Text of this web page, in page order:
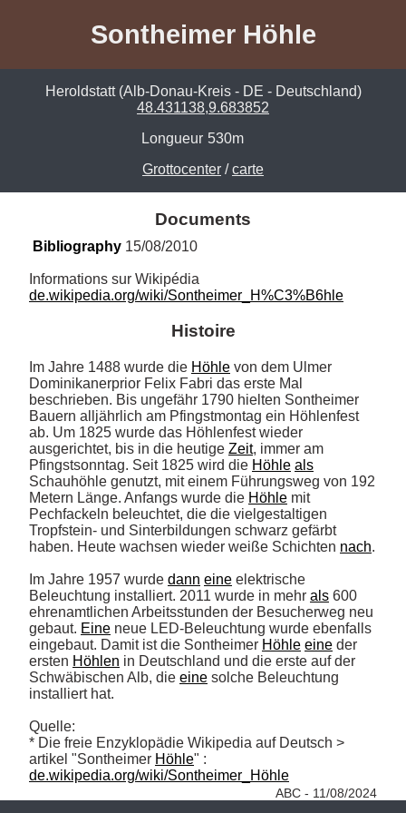
Sontheimer Höhle
Heroldstatt (Alb-Donau-Kreis - DE - Deutschland)
48.431138,9.683852
Longueur 530m
Grottocenter /carte
Documents
Bibliography 15/08/2010
de.wikipedia.org/wiki/Sontheimer_H%C3%B6hle
Histoire
Im Jahre 1488 wurde die Höhle von dem Ulmer
Dominikanerprior Felix Fabri das erste Mal
beschrieben. Bis ungefähr 1790 hielten Sontheimer
Bauern alljährlich am Pfingstmontag ein Höhlenfest
ab. Um 1825 wurde das Höhlenfest wieder
ausgerichtet, bis in die heutige Zeit, immer am
Pfingstsonntag. Seit 1825 wird die Höhle als
Schauhöhle genutzt, mit einem Führungsweg von 192
Metern Länge. Anfangs wurde die Höhle mit
Pechfackeln beleuchtet, die die vielgestaltigen
Tropfstein- und Sinterbildungen schwarz gefärbt
haben. Heute wachsen wieder weiße Schichten nach.
Im Jahre 1957 wurde dann eine elektrische
Beleuchtung installiert. 2011 wurde in mehr als 600
ehrenamtlichen Arbeitsstunden der Besucherweg neu
gebaut. Eine neue LED-Beleuchtung wurde ebenfalls
eingebaut. Damit ist die Sontheimer Höhle eine der
ersten Höhlen in Deutschland und die erste auf der
Schwäbischen Alb, die eine solche Beleuchtung
installiert hat.
Quelle:
* Die freie Enzyklopädie Wikipedia auf Deutsch >
artikel "Sontheimer Höhle
de.wikipedia.org/wiki/Sontheimer_Höhle
ABC - 11/08/2024